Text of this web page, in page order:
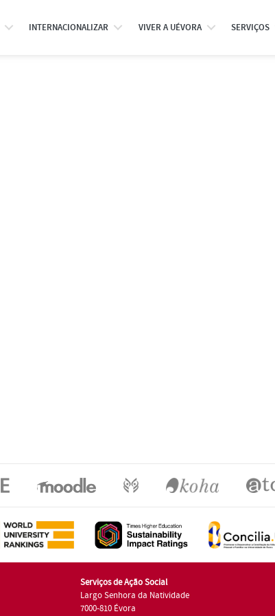
INTERNACIONALIZAR VIVER A UÉVORA SERVIÇOS
Serviços de Ação Social
Largo Senhora da Natividade
7000-810 Évora